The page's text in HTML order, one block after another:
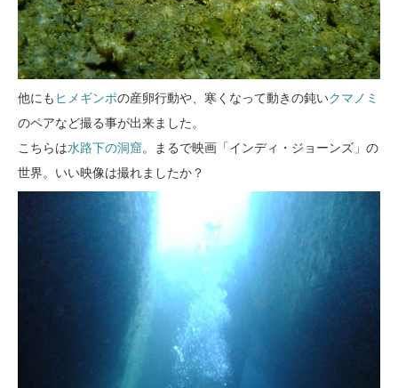
他にも ヒメギンポの産卵行動や、寒くなって動きの鈍いクマノミ
のペアなど撮る事が出来ました。
こちらは水路下の洞窟。まるで映画「インディ・ジョーンズ」の
世界。いい映像は撮れましたか？